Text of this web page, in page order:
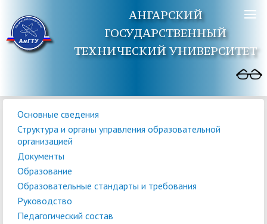
АНГАРСКИЙ
ГОСУДАРСТВЕННЫЙ
ТЕХНИЧЕСКИЙ УНИВЕРСИТЕТ
Основные сведения
Структура и органы управления образовательной
организацией
Документы
Образование
Образовательные стандарты и требования
Руководство
Педагогический состав